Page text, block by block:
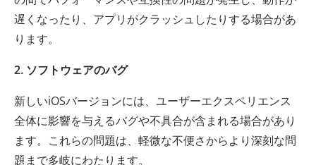
遅くなったり、アプリがクラッシュしたりする場合があ
ります。
2. ソフトウェアのバグ
新しいiOSバージョンには、ユーザーエクスペリエンス
全体に影響を与えるバグや不具合が含まれる場合があり
ます。これらの問題は、軽微な不便さから​​より深刻な問
題まで多岐にわたります。